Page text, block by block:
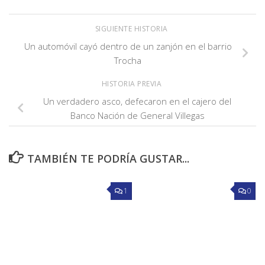
SIGUIENTE HISTORIA
Un automóvil cayó dentro de un zanjón en el barrio
Trocha
HISTORIA PREVIA
Un verdadero asco, defecaron en el cajero del
Banco Nación de General Villegas
TAMBIÉN TE PODRÍA GUSTAR...
1 0